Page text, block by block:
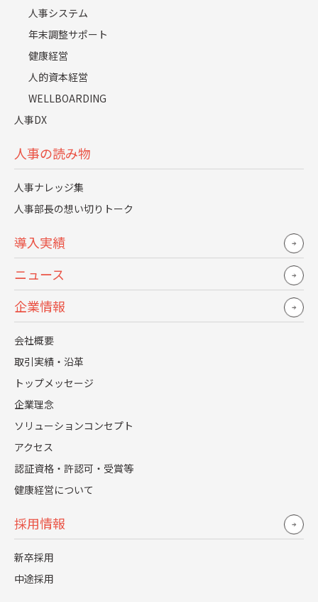
人事システム
年末調整サポート
健康経営
人的資本経営
WELLBOARDING
人事DX
人事の読み物
人事ナレッジ集
人事部長の想い切りトーク
導入実績
ニュース
企業情報
会社概要
取引実績・沿革
トップメッセージ
企業理念
ソリューションコンセプト
アクセス
認証資格・許認可・受賞等
健康経営について
採用情報
新卒採用
中途採用
しかし、上記のようなコストのことを何も考慮せずに
オペレーションを行っている方の人件費コスト」と、
単純比較 した途端に
なってしまうのです
更に、さきほど述べた自社の事業領域に精通している自社
社員が、自社の事業戦略に近い仕事をしてもらうことが
「できない」ことも機会損失という意味でのコストに計上
可能なはずです。
アウトソースとコストの考え方に関する詳細はこちらをご
覧ください。
>> なぜ、人事労務業務をアウトソースしてもコスト削減が
進まないのか？
可視化を諦めたらそこで試合終了です
現場に近い人事の方ほど、前述した見えにくいコストを感
覚値として持っているが故に、現場から遠い上層部の方が
「投資対効果」のみで判断することに歯痒さを感じている
ことだと思います。
しかし、見えにくいからといって上記のコストの可視化を
諦めてしまっては、上層部との溝は埋まりません。
投資対効果といわれたときの「効果」について、上記の視
点で一度再考してみることで、高く見えた「投資対効果」
の壁を崩す糸口が見つかるかもしれません。